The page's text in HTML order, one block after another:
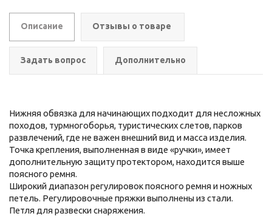
Описание Отзывы о товаре
Задать вопрос Дополнительно
Нижняя обвязка для начинающих подходит для несложных
походов, турмногоборья, туристических слетов, парков
развлечений, где не важен внешний вид и масса изделия.
Точка крепления, выполненная в виде «ручки», имеет
дополнительную защиту протектором, находится выше
поясного ремня.
Широкий диапазон регулировок поясного ремня и ножных
петель. Регулировочные пряжки выполнены из стали.
Петля для развески снаряжения.